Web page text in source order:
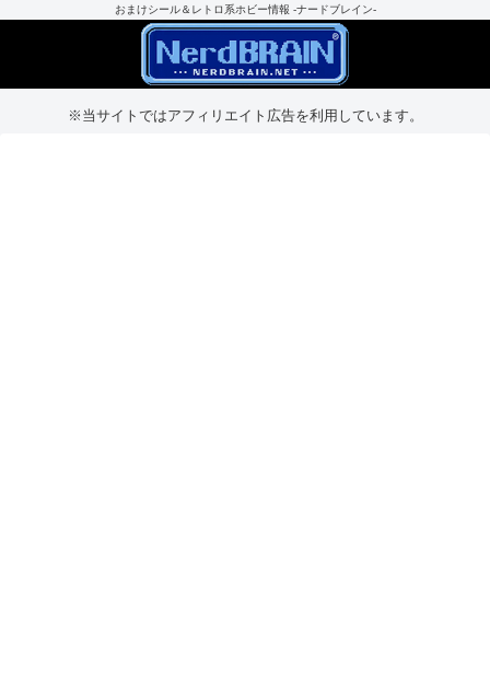
おまけシール＆レトロ系ホビー情報 -ナードブレイン-
※当サイトではアフィリエイト広告を利用しています。